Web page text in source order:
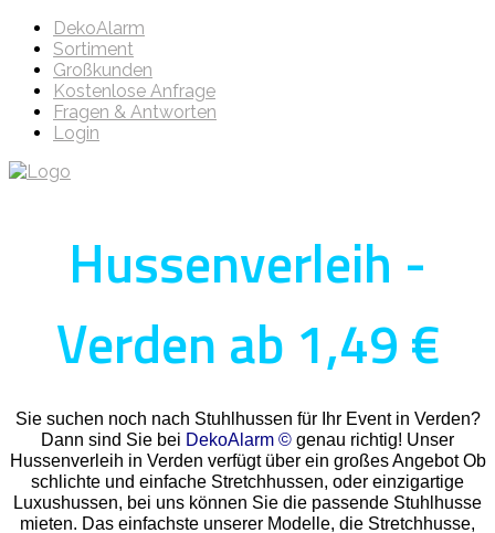
DekoAlarm
Sortiment
Großkunden
Kostenlose Anfrage
Fragen & Antworten
Login
Hussenverleih -
Verden ab 1,49 €
Sie suchen noch nach Stuhlhussen für Ihr Event in Verden?
Dann sind Sie bei DekoAlarm © genau richtig! Unser
Hussenverleih in Verden verfügt über ein großes Angebot Ob
schlichte und einfache Stretchhussen, oder einzigartige
Luxushussen, bei uns können Sie die passende Stuhlhusse
mieten. Das einfachste unserer Modelle, die Stretchhusse,